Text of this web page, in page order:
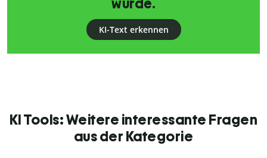
wurde.
KI-Text erkennen
KI Tools: Weitere interessante Fragen
aus der Kategorie